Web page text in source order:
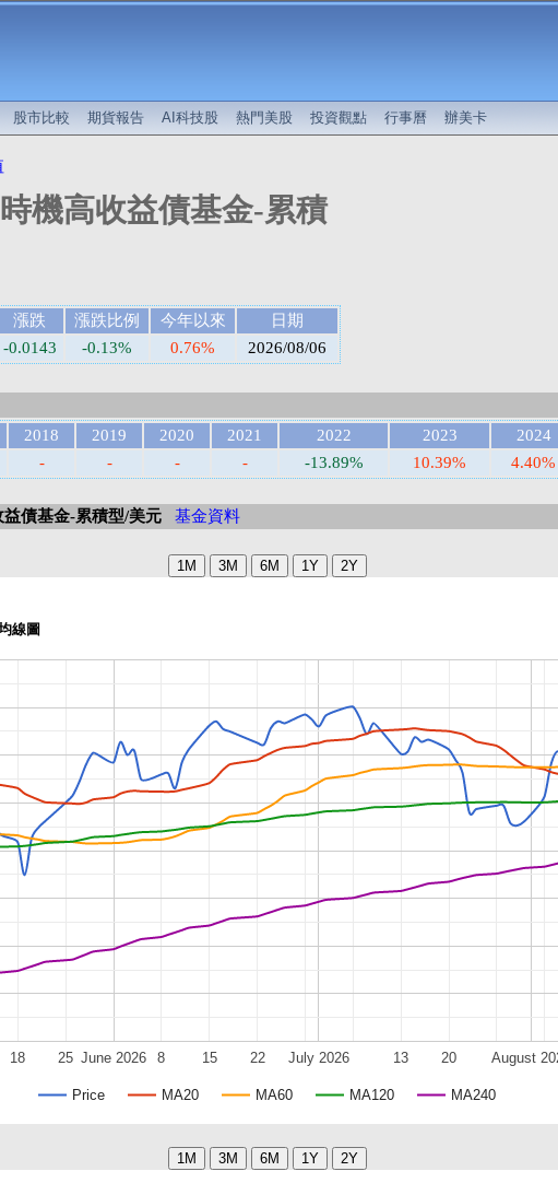
股市比較 期貨報告 AI科技股 熱門美股 投資觀點 行事曆 辦美卡
機高收益債基金-累積
漲跌 漲跌比例 今年以來
日期
-0.0143 -0.13% 0.76% 2026/08/06
2018 2019 2020 2021 2022 2023
2024
- - - - -13.89% 10.39% 4.40%
債基金-累積型/美元 基金資料
線圖
Price MA20 MA60 MA120 MA240
June 2026 July 2026 August
18 25 8 15 22 13 20